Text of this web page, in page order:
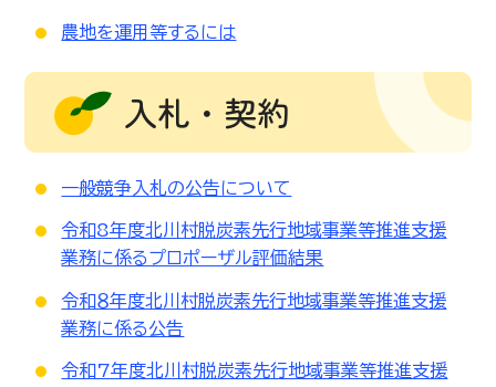
農地を運用等するには
入札・契約
一般競争入札の公告について
令和8年度北川村脱炭素先行地域事業等推進支援
業務に係るプロポーザル評価結果
令和８年度北川村脱炭素先行地域事業等推進支援
業務に係る公告
令和7年度北川村脱炭素先行地域事業等推進支援